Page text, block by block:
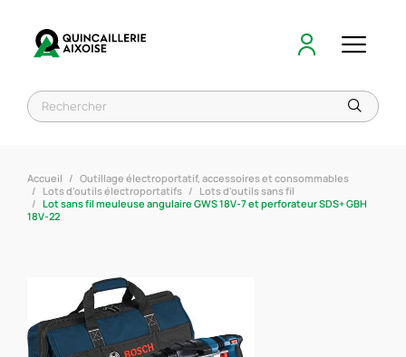
Accueil
Outillage électroportatif, accessoires et consommables
Lots d'outils électroportatifs
Lots d'outils sans fil
Lot sans fil meuleuse angulaire GWS 18V-7 et perforateur SDS+ GBH
18V-22